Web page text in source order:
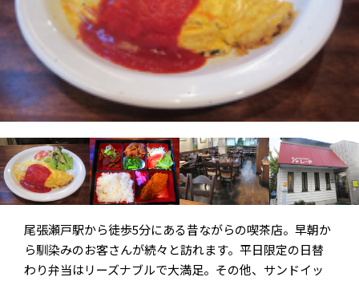
尾張瀬戸駅から徒歩5分にある昔ながらの喫茶店。早朝か
ら馴染みのお客さんが続々と訪れます。平日限定の日替
わり弁当はリーズナブルで大満足。その他、サンドイッ